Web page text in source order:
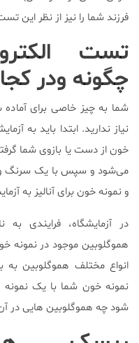
فرزند شما را نیز از نظر این
تست
چگونه ودر
شما به چیز خاصی برای
نیاز ندارید. ابتدا باید به
خون از دست یا بازوی شما
می‌شود و سپس با یک سرنگ
و نمونه خون برای آنالیز به
در آزمایشگاه، فرایندی به
هموگلوبین موجود در نمونه
انواع مختلف هموگلوبین
نمونه خون شما با یک
شود چه هموگلوبین هایی در